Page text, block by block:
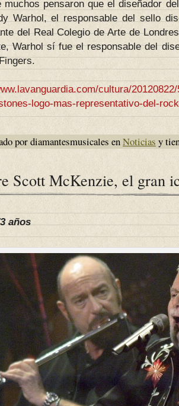
muchos pensaron que el diseñador
Warhol, el responsable del sello
del Real Colegio de Arte de
Warhol sí fue el responsable del
cultura/
logo-mas-representativo-del-
por diamantesmusicales enNoticias y
Scott McKenzie, el gran
años